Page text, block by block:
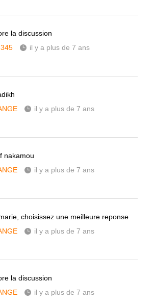
la discussion
il y a plus de 7 ans
il y a plus de 7 ans
nakamou
il y a plus de 7 ans
choisissez une meilleure reponse
il y a plus de 7 ans
la discussion
il y a plus de 7 ans